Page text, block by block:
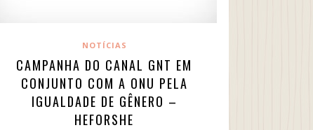
NOTÍCIAS
CAMPANHA DO CANAL GNT EM
CONJUNTO COM A ONU PELA
IGUALDADE DE GÊNERO –
HEFORSHE